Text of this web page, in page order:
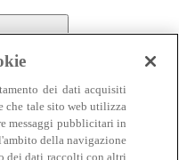
Carne
dei dati acquisiti
che tale sito web utilizza
messaggi pubblicitari in
della navigazione
dei dati raccolti con altri